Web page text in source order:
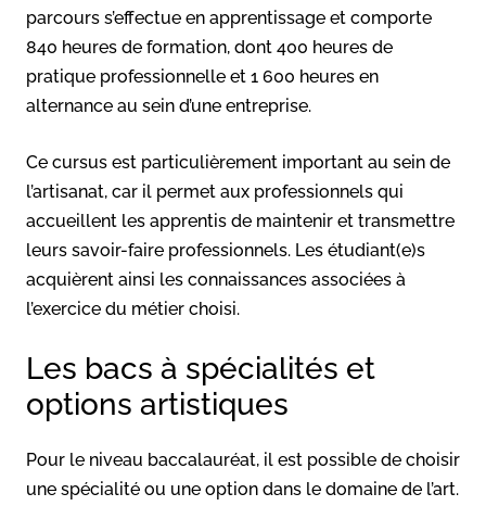
parcours s’effectue en apprentissage et comporte
840 heures de formation, dont 400 heures de
pratique professionnelle et 1 600 heures en
alternance au sein d’une entreprise.
Ce cursus est particulièrement important au sein de
l’artisanat, car il permet aux professionnels qui
accueillent les apprentis de maintenir et transmettre
leurs savoir-faire professionnels. Les étudiant(e)s
acquièrent ainsi les connaissances associées à
l’exercice du métier choisi.
Les bacs à spécialités et
options artistiques
Pour le niveau baccalauréat, il est possible de choisir
une spécialité ou une option dans le domaine de l’art.